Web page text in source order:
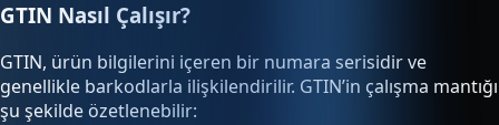
GTIN Nasıl Çalışır?
GTIN, ürün bilgilerini içeren bir numara serisidir ve
genellikle barkodlarla ilişkilendirilir. GTIN’in çalışma mantığı
şu şekilde özetlenebilir: